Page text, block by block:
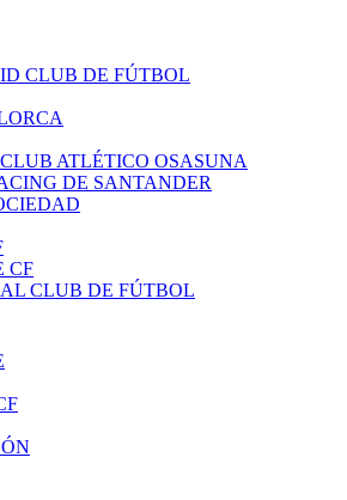
CLUB DE FÚTBOL
ATLÉTICO OSASUNA
DE SANTANDER
CF
CLUB DE FÚTBOL